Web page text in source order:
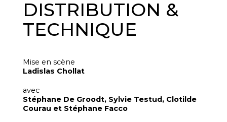
DISTRIBUTION &
TECHNIQUE
Mise en scène
Ladislas Chollat
avec
Stéphane De Groodt, Sylvie Testud, Clotilde
Courau et Stéphane Facco